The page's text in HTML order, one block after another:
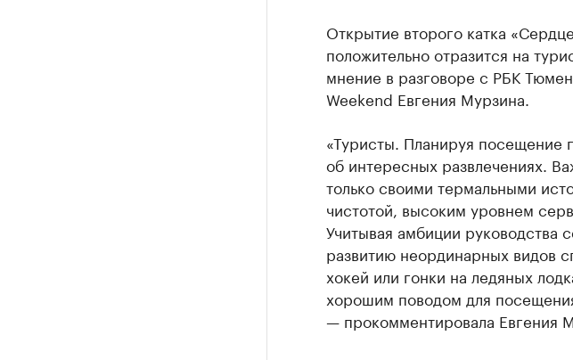
Открытие второго катка
положительно отразится на
мнение в разговоре с РБК
Weekend Евгения Мурзина.
«Туристы. Планируя посещение
об интересных развлечениях.
только своими термальными
чистотой, высоким уровнем
Учитывая амбиции руководства
развитию неординарных видов
хокей или гонки на ледяных
хорошим поводом для
— прокомментировала Евгения